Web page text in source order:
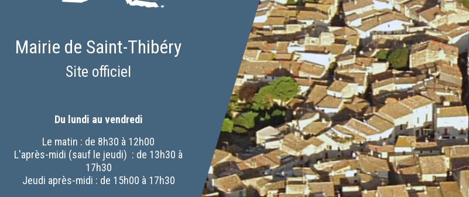
Mairie de Saint-Thibéry
Site officiel
Du lundi au vendredi
Le matin : de 8h30 à 12h00
L'après-midi (sauf le jeudi) : de 13h30 à
17h30
Jeudi après-midi : de 15h00 à 17h30